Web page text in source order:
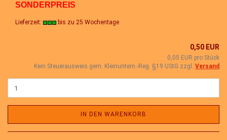
SONDERPREIS
Lieferzeit: bis zu 25 Wochentage
0,50 EUR
0,05 EUR pro Stück
Kein Steuerausweis gem. Kleinuntern.-Reg. §19 UStG zzgl. Versand
IN DEN WARENKORB